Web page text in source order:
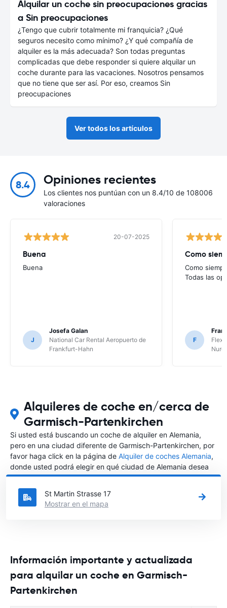
Alquilar un coche sin preocupaciones gracias
a Sin preocupaciones
¿Tengo que cubrir totalmente mi franquicia? ¿Qué
seguros necesito como mínimo? ¿Y qué compañía de
alquiler es la más adecuada? Son todas preguntas
complicadas que debe responder si quiere alquilar un
coche durante para las vacaciones. Nosotros pensamos
que no tiene que ser así. Por eso, creamos Sin
preocupaciones
Ver todos los artículos
8.4 Opiniones recientes
Los clientes nos puntúan con un 8.4/10 de 108006
valoraciones
20-07-2025
Buena
Buena
J
Josefa Galan
National Car Rental Aeropuerto de
Frankfurt-Hahn
Como
Como
Todas las
F
Flex
Alquileres de coche en/cerca de
Garmisch-Partenkirchen
Si usted está buscando un coche de alquiler en Alemania,
pero en una ciudad diferente de Garmisch-Partenkirchen, por
favor haga click en la página de Alquiler de coches Alemania,
donde usted podrá elegir en qué ciudad de Alemania desea
alquilar un coche.
St Martin Strasse 17
Mostrar en el mapa
Información importante y actualizada
para alquilar un coche en Garmisch-
Partenkirchen